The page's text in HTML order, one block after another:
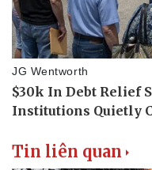
Tin liên quan